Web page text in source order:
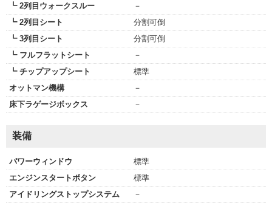
┗ 2列目ウォークスルー
－
┗ 2列目シート
分割可倒
┗ 3列目シート
分割可倒
┗ フルフラットシート
－
┗ チップアップシート
標準
オットマン機構
－
床下ラゲージボックス
－
装備
パワーウィンドウ
標準
エンジンスタートボタン
標準
アイドリングストップシステム
－